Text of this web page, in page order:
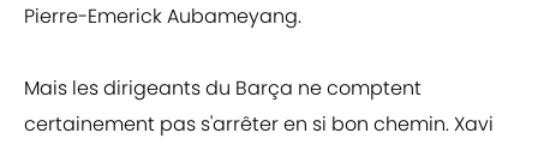
Pierre-Emerick Aubameyang.
Mais les dirigeants du Barça ne comptent
certainement pas s'arrêter en si bon chemin. Xavi